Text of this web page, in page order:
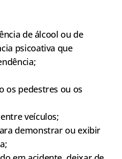
de álcool ou de
psicoativa que
os pedestres ou os
veículos;
demonstrar ou exibir